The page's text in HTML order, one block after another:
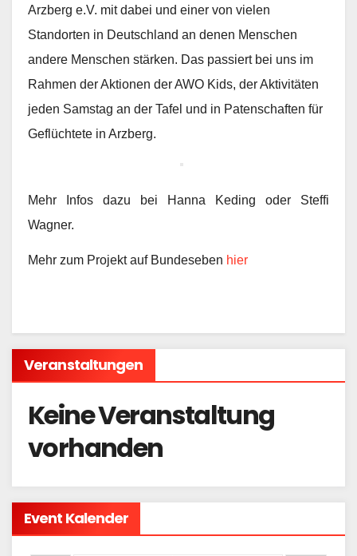
Arzberg e.V. mit dabei und einer von vielen
Standorten in Deutschland an denen Menschen
andere Menschen stärken. Das passiert bei uns im
Rahmen der Aktionen der AWO Kids, der Aktivitäten
jeden Samstag an der Tafel und in Patenschaften für
Geflüchtete in Arzberg.
Mehr Infos dazu bei Hanna Keding oder Steffi
Wagner.
Mehr zum Projekt auf Bundeseben hier
Veranstaltungen
Keine Veranstaltung
vorhanden
Event Kalender